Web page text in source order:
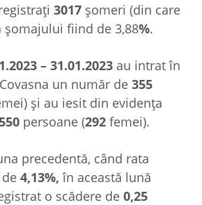
3017 șomeri (din care
șomajului fiind de 3,88%.
– 31.01.2023 au intrat în
un număr de 355
şi au iesit din evidenţa
550 persoane (292 femei).
precedentă, când rata
4,13%, în această lună
o scădere de 0,25